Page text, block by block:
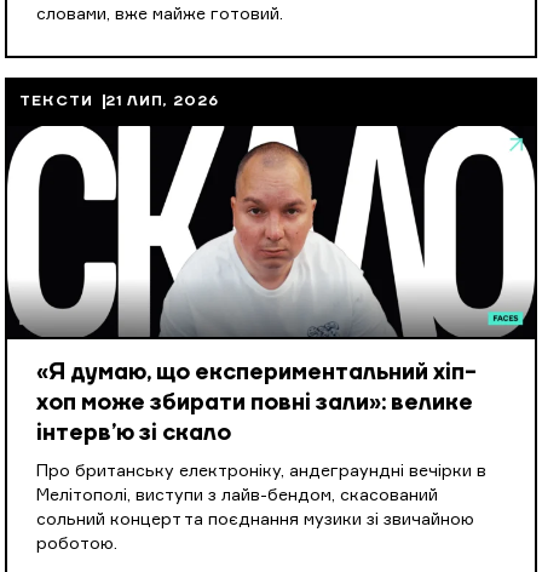
словами, вже майже готовий.
ТЕКСТИ 21 ЛИП, 2026
«Я думаю, що експериментальний хіп-
хоп може збирати повні зали»: велике
інтерв’ю зі скало
Про британську електроніку, андеграундні вечірки в
Мелітополі, виступи з лайв-бендом, скасований
сольний концерт та поєднання музики зі звичайною
роботою.